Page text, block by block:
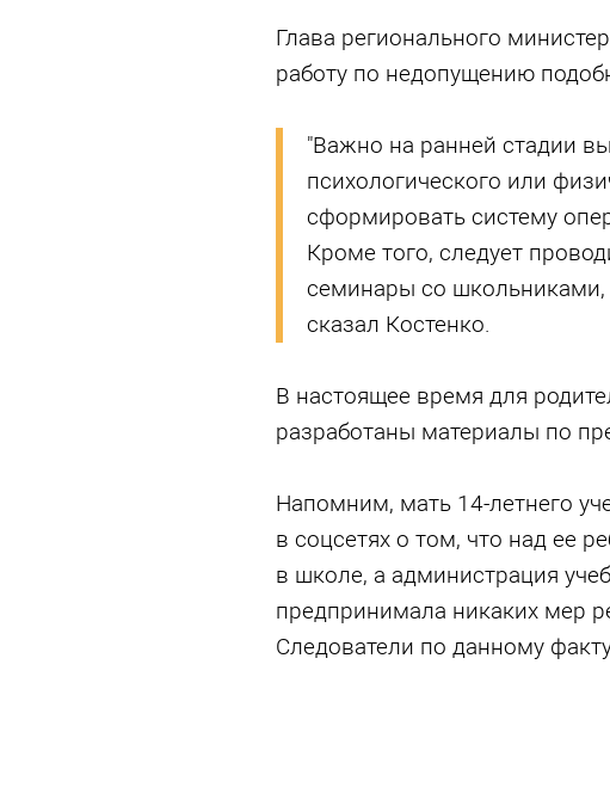
Глава регионального
работу по недопущению
"Важно на ранней стадии
психологического или
сформировать систему
Кроме того, следует
семинары со школьниками,
сказал Костенко.
В настоящее время для
разработаны материалы по
Напомним, мать 14-летнего
в соцсетях о том, что над ее
в школе, а администрация
предпринимала никаких мер
Следователи по данному